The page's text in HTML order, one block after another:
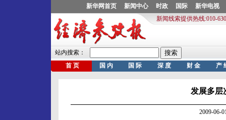
发展多层
2009-06-